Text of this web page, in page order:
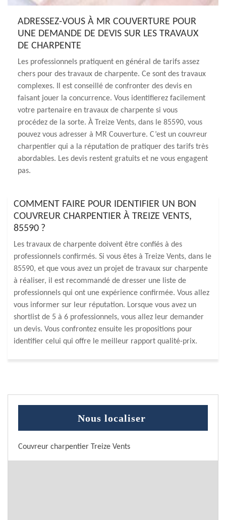
ADRESSEZ-VOUS À MR COUVERTURE POUR
UNE DEMANDE DE DEVIS SUR LES TRAVAUX
DE CHARPENTE
Les professionnels pratiquent en général de tarifs assez
chers pour des travaux de charpente. Ce sont des travaux
complexes. Il est conseillé de confronter des devis en
faisant jouer la concurrence. Vous identifierez facilement
votre partenaire en travaux de charpente si vous
procédez de la sorte. À Treize Vents, dans le 85590, vous
pouvez vous adresser à MR Couverture. C’est un couvreur
charpentier qui a la réputation de pratiquer des tarifs très
abordables. Les devis restent gratuits et ne vous engagent
pas.
COMMENT FAIRE POUR IDENTIFIER UN BON
COUVREUR CHARPENTIER À TREIZE VENTS,
85590 ?
Les travaux de charpente doivent être confiés à des
professionnels confirmés. Si vous êtes à Treize Vents, dans le
85590, et que vous avez un projet de travaux sur charpente
à réaliser, il est recommandé de dresser une liste de
professionnels qui ont une expérience confirmée. Vous allez
vous informer sur leur réputation. Lorsque vous avez un
shortlist de 5 à 6 professionnels, vous allez leur demander
un devis. Vous confrontez ensuite les propositions pour
identifier celui qui offre le meilleur rapport qualité-prix.
Nous localiser
Couvreur charpentier Treize Vents